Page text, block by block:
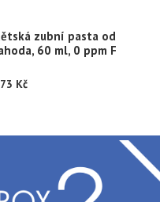
zubní pasta od
60 ml, 0 ppm F
Kč